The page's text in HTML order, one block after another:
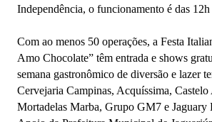
Independência, o funcionamento é das 12h
Com ao menos 50 operações, a Festa
Amo Chocolate” têm entrada e shows
semana gastronômico de diversão e lazer
Cervejaria Campinas, Acquíssima, Castelo
Mortadelas Marba, Grupo GM7 e Jaguary